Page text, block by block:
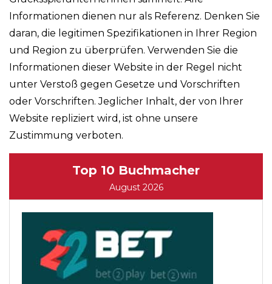
Informationen dienen nur als Referenz. Denken Sie
daran, die legitimen Spezifikationen in Ihrer Region
und Region zu überprüfen. Verwenden Sie die
Informationen dieser Website in der Regel nicht
unter Verstoß gegen Gesetze und Vorschriften
oder Vorschriften. Jeglicher Inhalt, der von Ihrer
Website repliziert wird, ist ohne unsere
Zustimmung verboten.
Top 10 Buchmacher
August 2026